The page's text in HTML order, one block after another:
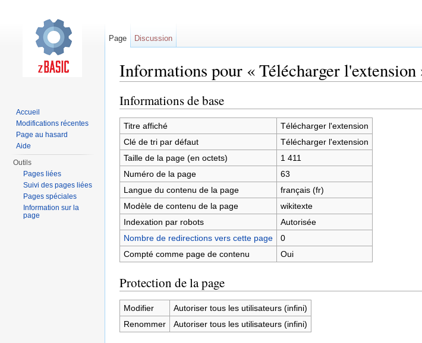
Informations pour « Télécharger l'extension
Informations de base
Titre affiché
Télécharger l'extension
Clé de tri par défaut
Télécharger l'extension
Taille de la page (en octets)
1 411
Numéro de la page
63
Langue du contenu de la page
français (fr)
Modèle de contenu de la page
wikitexte
Indexation par robots
Autorisée
Nombre de redirections vers cette page
0
Compté comme page de contenu
Oui
Protection de la page
Modifier
Autoriser tous les utilisateurs (infini)
Renommer
Autoriser tous les utilisateurs (infini)
Page Discussion
Accueil
Modifications récentes
Page au hasard
Aide
Outils
Pages liées
Suivi des pages liées
Pages spéciales
Information sur la
page